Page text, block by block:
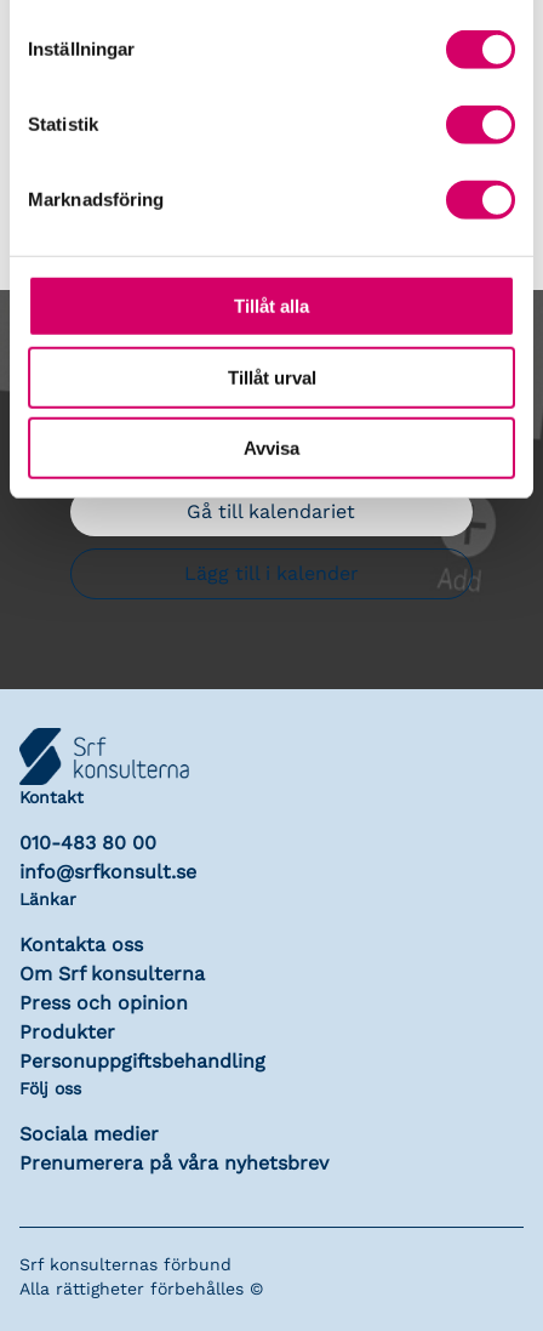
Inställningar
Statistik
Marknadsföring
Tillåt alla
Tillåt urval
Avvisa
Öppet brev till Myndigheten för yrkeshögskolan
Framtidsutsikter i lönebranschen
Kalendarium
Gå till kalendariet
Lägg till i kalender
Kontakt
010-483 80 00
info@srfkonsult.se
Länkar
Kontakta oss
Om Srf konsulterna
Press och opinion
Produkter
Personuppgiftsbehandling
Följ oss
Sociala medier
Prenumerera på våra nyhetsbrev
Srf konsulternas förbund
Alla rättigheter förbehålles ©